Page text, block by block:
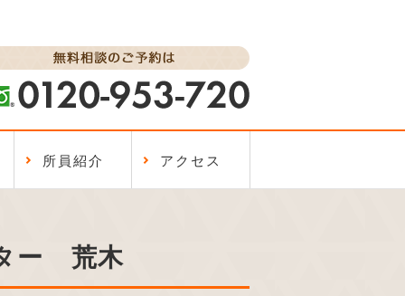
所員紹介 アクセス
ー 荒木